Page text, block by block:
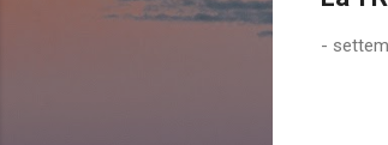
-